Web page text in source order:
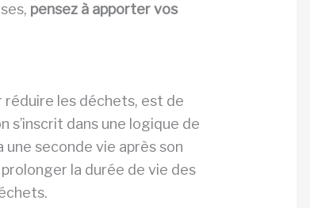
pensez à apporter vos
réduire les déchets, est de
s’inscrit dans une logique de
seconde vie après son
la durée de vie des